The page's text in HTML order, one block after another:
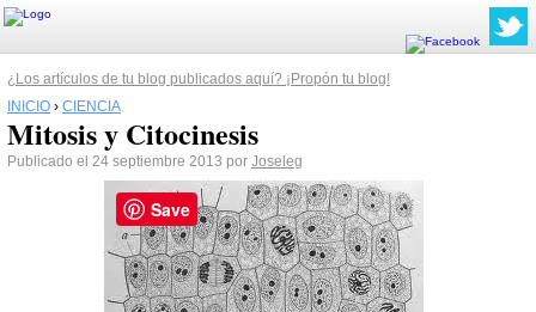
¿Los artículos de tu blog publicados aquí? ¡Propón tu blog!
INICIO › CIENCIA
Mitosis y Citocinesis
Publicado el 24 septiembre 2013 por Joseleg
Save